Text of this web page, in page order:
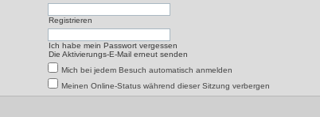
Registrieren
Ich habe mein Passwort vergessen
Die Aktivierungs-E-Mail erneut senden
Mich bei jedem Besuch automatisch anmelden
Meinen Online-Status während dieser Sitzung verbergen